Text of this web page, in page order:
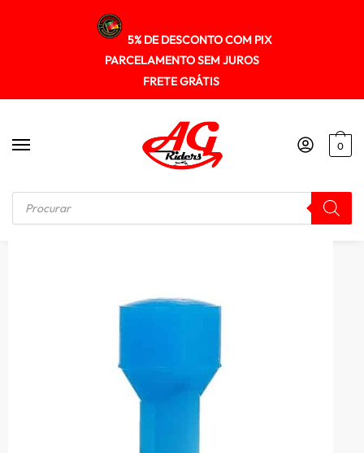
5% DE DESCONTO COM PIX
PARCELAMENTO SEM JUROS
FRETE GRÁTIS
0
Início / MOCHILA Bico De Sucção Para Refil Em Silicone Universal